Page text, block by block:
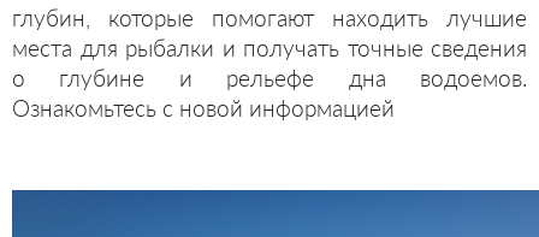
глубин, которые помогают находить лучшие
места для рыбалки и получать точные сведения
о глубине и рельефе дна водоемов.
Ознакомьтесь с новой информацией